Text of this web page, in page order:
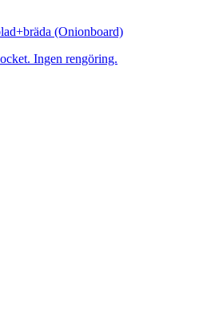
(Onionboard)
Ingen rengöring.